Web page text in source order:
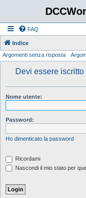
FAQ
Indice
Argomenti senza risposta
Devi essere
Nome utente:
Password:
Ho dimenticato la password
Ricordami
Nascondi il mio stato per